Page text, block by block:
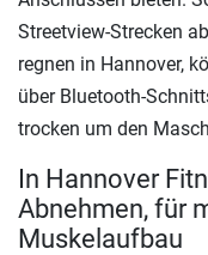
Streetview-Strecken
regnen in Hannover,
über Bluetooth-
trocken um den
In Hannover
Abnehmen, für
Muskelaufbau